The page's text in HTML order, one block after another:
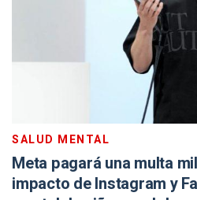
SALUD MENTAL
Meta pagará una multa
impacto de Instagram y